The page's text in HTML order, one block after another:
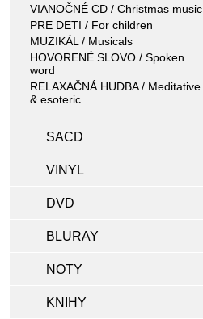
VIANOČNÉ CD / Christmas music
PRE DETI / For children
MUZIKÁL / Musicals
HOVORENÉ SLOVO / Spoken
word
RELAXAČNÁ HUDBA / Meditative
& esoteric
SACD
VINYL
DVD
BLURAY
NOTY
KNIHY